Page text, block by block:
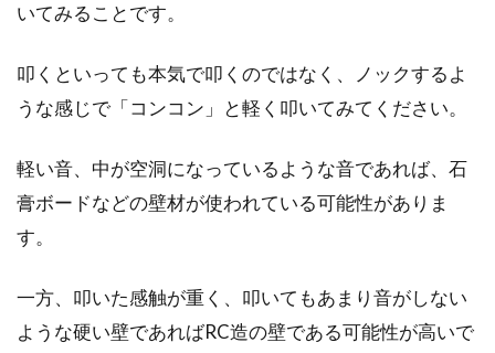
いてみることです。
叩くといっても本気で叩くのではなく、ノックするよ
うな感じで「コンコン」と軽く叩いてみてください。
軽い音、中が空洞になっているような音であれば、石
膏ボードなどの壁材が使われている可能性がありま
す。
一方、叩いた感触が重く、叩いてもあまり音がしない
ような硬い壁であればRC造の壁である可能性が高いで